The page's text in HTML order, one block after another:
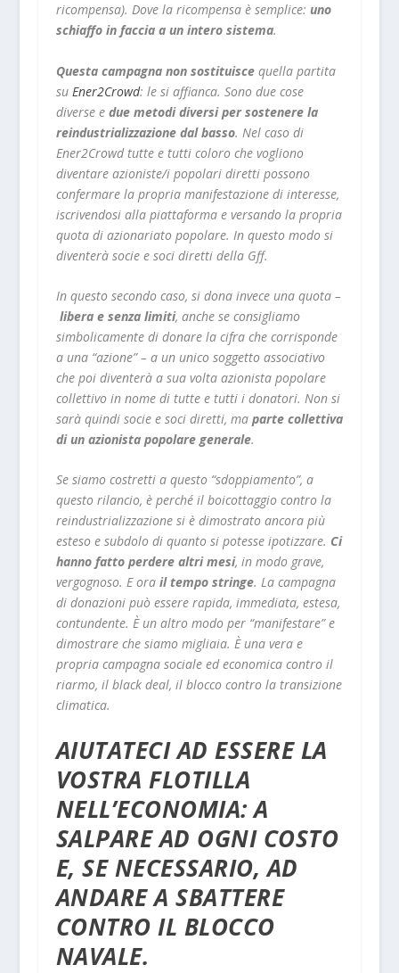
ricompensa). Dove la ricompensa è semplice: uno
schiaffo in faccia a un intero sistema.
Questa campagna non sostituiscequella partita
su Ener2Crowd: le si affianca. Sono due cose
diverse e due metodi diversi per sostenere la
reindustrializzazione dal basso. Nel caso di
Ener2Crowd tutte e tutti coloro che vogliono
diventare azioniste/i popolari diretti possono
confermare la propria manifestazione di interesse,
iscrivendosi alla piattaforma e versando la propria
quota di azionariato popolare. In questo modo si
diventerà socie e soci diretti della Gff.
In questo secondo caso, si dona invece una quota –
libera e senza limiti, anche se consigliamo
simbolicamente di donare la cifra che corrisponde
a una “azione” – a un unico soggetto associativo
che poi diventerà a sua volta azionista popolare
collettivo in nome di tutte e tutti i donatori. Non si
sarà quindi socie e soci diretti, ma parte collettiva
di un azionista popolare generale.
Se siamo costretti a questo “sdoppiamento”, a
questo rilancio, è perché il boicottaggio contro la
reindustrializzazione si è dimostrato ancora più
esteso e subdolo di quanto si potesse ipotizzare. Ci
hanno fatto perdere altri mesi, in modo grave,
vergognoso. E ora il tempo stringe. La campagna
di donazioni può essere rapida, immediata, estesa,
contundente. È un altro modo per “manifestare” e
dimostrare che siamo migliaia. È una vera e
propria campagna sociale ed economica contro il
riarmo, il black deal, il blocco contro la transizione
climatica.
AIUTATECI AD ESSERE LA
VOSTRA FLOTILLA
NELL’ECONOMIA: A
SALPARE AD OGNI COSTO
E, SE NECESSARIO, AD
ANDARE A SBATTERE
CONTRO IL BLOCCO
NAVALE.